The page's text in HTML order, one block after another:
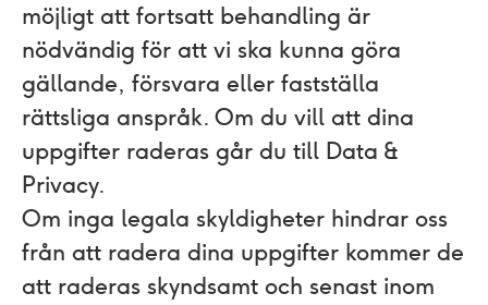
möjligt att fortsatt behandling är
nödvändig för att vi ska kunna göra
gällande, försvara eller fastställa
rättsliga anspråk. Om du vill att dina
uppgifter raderas går du till Data &
Privacy.
Om inga legala skyldigheter hindrar oss
från att radera dina uppgifter kommer de
att raderas skyndsamt och senast inom